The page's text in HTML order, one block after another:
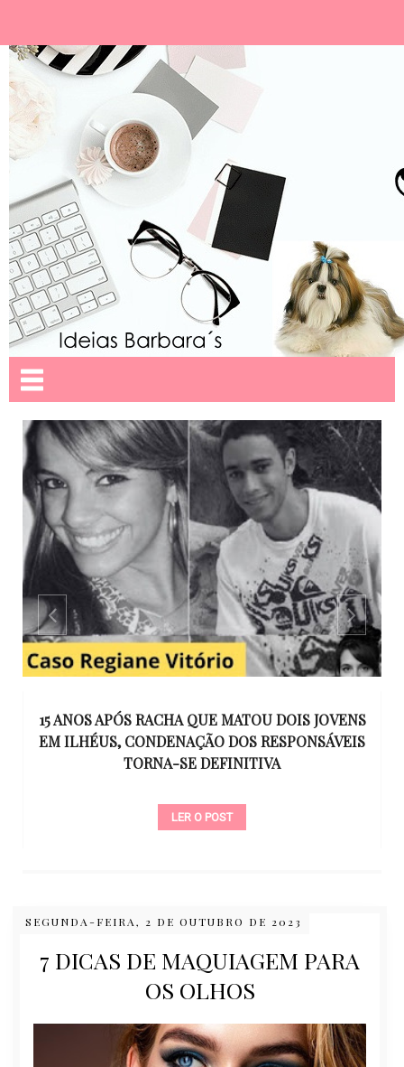
15 ANOS APÓS RACHA QUE MATOU DOIS JOVENS
EM ILHÉUS, CONDENAÇÃO DOS RESPONSÁVEIS
TORNA-SE DEFINITIVA
LER O POST
SEGUNDA-FEIRA, 2 DE OUTUBRO DE 2023
7 DICAS DE MAQUIAGEM PARA
OS OLHOS